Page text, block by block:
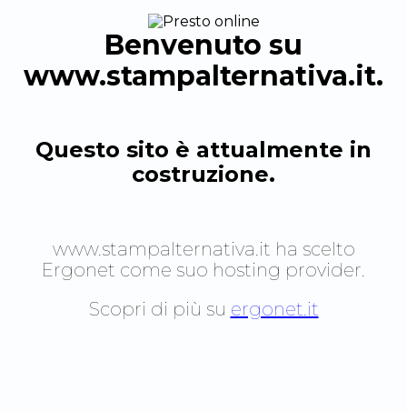
Benvenuto su
www.stampalternativa.it.
Questo sito è attualmente in
costruzione.
www.stampalternativa.it ha scelto
Ergonet come suo hosting provider.
Scopri di più su ergonet.it